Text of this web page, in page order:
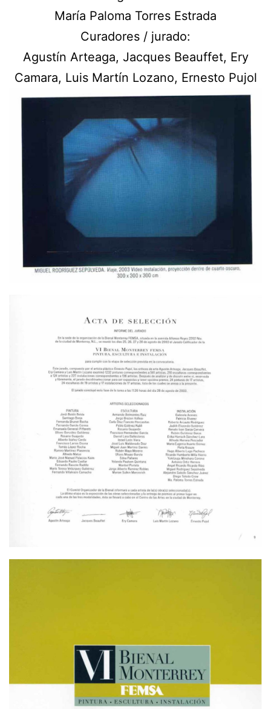
María Paloma Torres Estrada
Curadores / jurado:
Agustín Arteaga, Jacques Beauffet, Ery
Camara, Luis Martín Lozano, Ernesto Pujol